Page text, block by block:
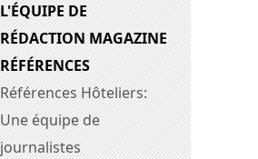
L'ÉQUIPE DE
RÉDACTION MAGAZINE
RÉFÉRENCES
Références Hôteliers:
Une équipe de
journalistes